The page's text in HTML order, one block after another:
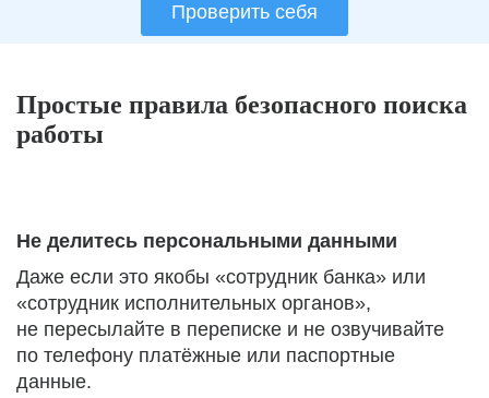
Проверить себя
Простые правила безопасного поиска
работы
Не делитесь персональными данными
Даже если это якобы «сотрудник банка» или
«сотрудник исполнительных органов»,
не пересылайте в переписке и не озвучивайте
по телефону платёжные или паспортные
данные.